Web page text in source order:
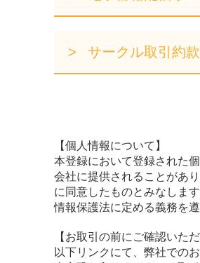
サークル取引約款
【個人情報について】
本登録において登録された
会社に提供されることがあ
に同意したものとみなしま
情報保護法に定める義務を
【お取引の前にご確認いた
以下リンクにて、弊社での